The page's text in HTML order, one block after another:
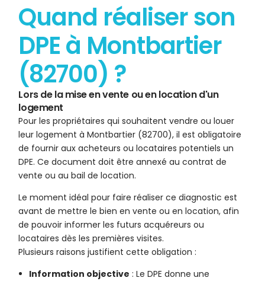
Quand réaliser son
DPE à Montbartier
(82700) ?
Lors de la mise en vente ou en location d'un
logement
Pour les propriétaires qui souhaitent vendre ou louer
leur logement à Montbartier (82700), il est obligatoire
de fournir aux acheteurs ou locataires potentiels un
DPE. Ce document doit être annexé au contrat de
vente ou au bail de location.
Le moment idéal pour faire réaliser ce diagnostic est
avant de mettre le bien en vente ou en location, afin
de pouvoir informer les futurs acquéreurs ou
locataires dès les premières visites.
Plusieurs raisons justifient cette obligation :
Information objective : Le DPE donne une